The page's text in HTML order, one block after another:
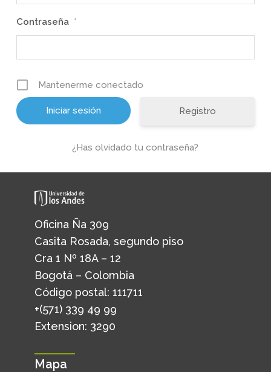
Contraseña *
Mantenerme conectado
Registro
¿Has olvidado tu contraseña?
Oficina Ña 309
Casita Rosada, segundo piso
Cra 1 Nº 18A – 12
Bogotá – Colombia
Código postal: 111711
+(571) 339 49 99
Extension: 3290
Mapa